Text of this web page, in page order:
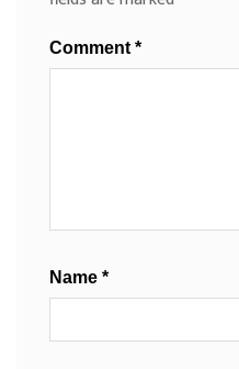
Comment *
Name *